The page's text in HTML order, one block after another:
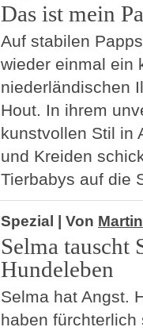
Das ist mein
Auf stabilen
wieder einmal ein
niederländischen
Hout. In ihrem
kunstvollen Stil in
und Kreiden
Tierbabys auf
Spezial | Von
Selma tauscht
Hundeleben
Selma hat Angst.
haben fürchterlich